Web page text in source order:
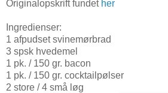
Originalopskrift fundet her
Ingredienser:
1 afpudset svinemørbrad
3 spsk hvedemel
1 pk. / 150 gr. bacon
1 pk. / 150 gr. cocktailpølser
2 store / 4 små løg